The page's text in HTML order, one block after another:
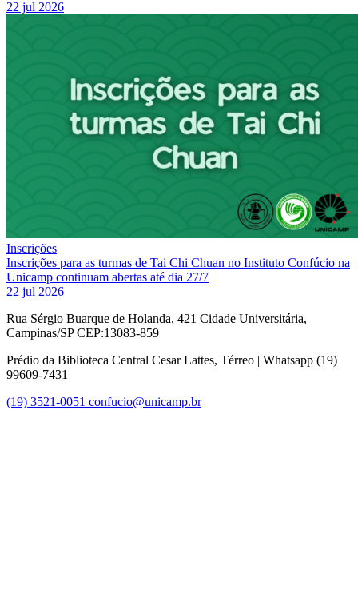
22 jul 2026
Inscrições
Inscrições para as turmas de Tai Chi Chuan no Instituto Confúcio na
Unicamp continuam abertas até dia 27/7
22 jul 2026
Rua Sérgio Buarque de Holanda, 421 Cidade Universitária,
Campinas/SP CEP:13083-859
Prédio da Biblioteca Central Cesar Lattes, Térreo | Whatsapp (19)
99609-7431
(19) 3521-0051 confucio@unicamp.br